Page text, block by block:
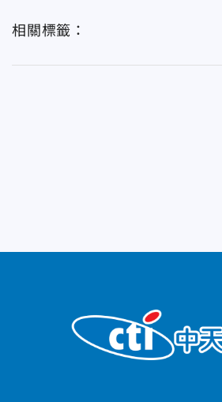
相關標籤：